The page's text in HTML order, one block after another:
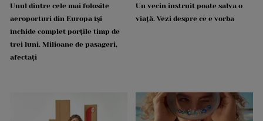
Unul dintre cele mai folosite
aeroporturi din Europa își
închide complet porțile timp de
trei luni. Milioane de pasageri,
afectați
Un vecin instruit poate salva o
viață. Vezi despre ce e vorba